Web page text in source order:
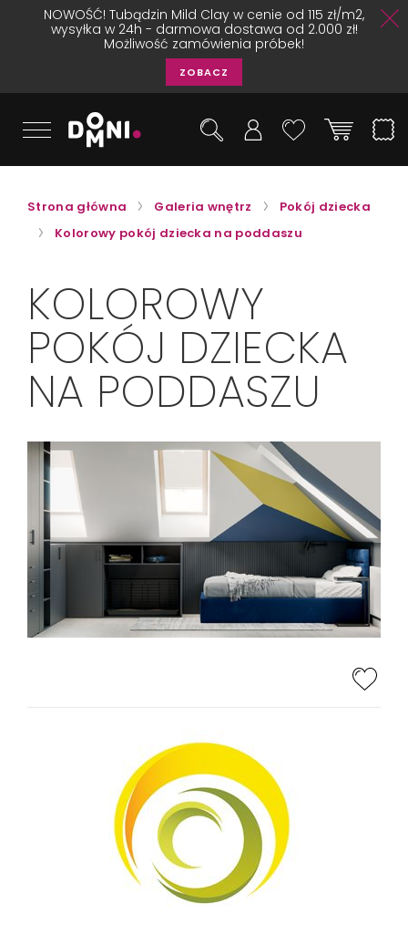
NOWOŚĆ! Tubądzin Mild Clay w cenie od 115 zł/m2,
wysyłka w 24h - darmowa dostawa od 2.000 zł!
Możliwość zamówienia próbek!
ZOBACZ
Strona główna Galeria wnętrz
Pokój dziecka
Kolorowy pokój dziecka na poddaszu
KOLOROWY
POKÓJ DZIECKA
NA PODDASZU